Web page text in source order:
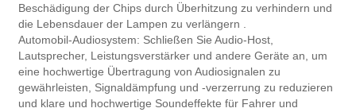
Beschädigung der Chips durch Überhitzung zu verhindern und
die Lebensdauer der Lampen zu verlängern .
Automobil-Audiosystem: Schließen Sie Audio-Host,
Lautsprecher, Leistungsverstärker und andere Geräte an, um
eine hochwertige Übertragung von Audiosignalen zu
gewährleisten, Signaldämpfung und -verzerrung zu reduzieren
und klare und hochwertige Soundeffekte für Fahrer und